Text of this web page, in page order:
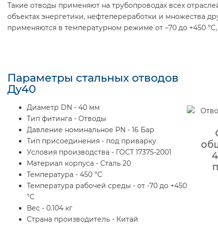
Такие отводы применяют на трубопроводах всех
объектах энергетики, нефтепереработки и множества
применяются в температурном режиме от –70 до +450
Параметры стальных отводов
Ду40
Диаметр DN - 40 мм
Тип фитинга - Отводы
Давление номинальное PN - 16 Бар
Тип присоединения - под приварку
Условия производства - ГОСТ 17375-2001
Материал корпуса - Сталь 20
Температура - 450 °C
Температура рабочей среды - от -70 до +450
°C
Вес - 0.104 кг
Страна производитель - Китай